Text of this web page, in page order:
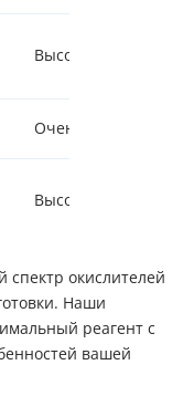
Высокая
Очень высокая
Высокая
спектр окислителей
Наши
реагент с
вашей